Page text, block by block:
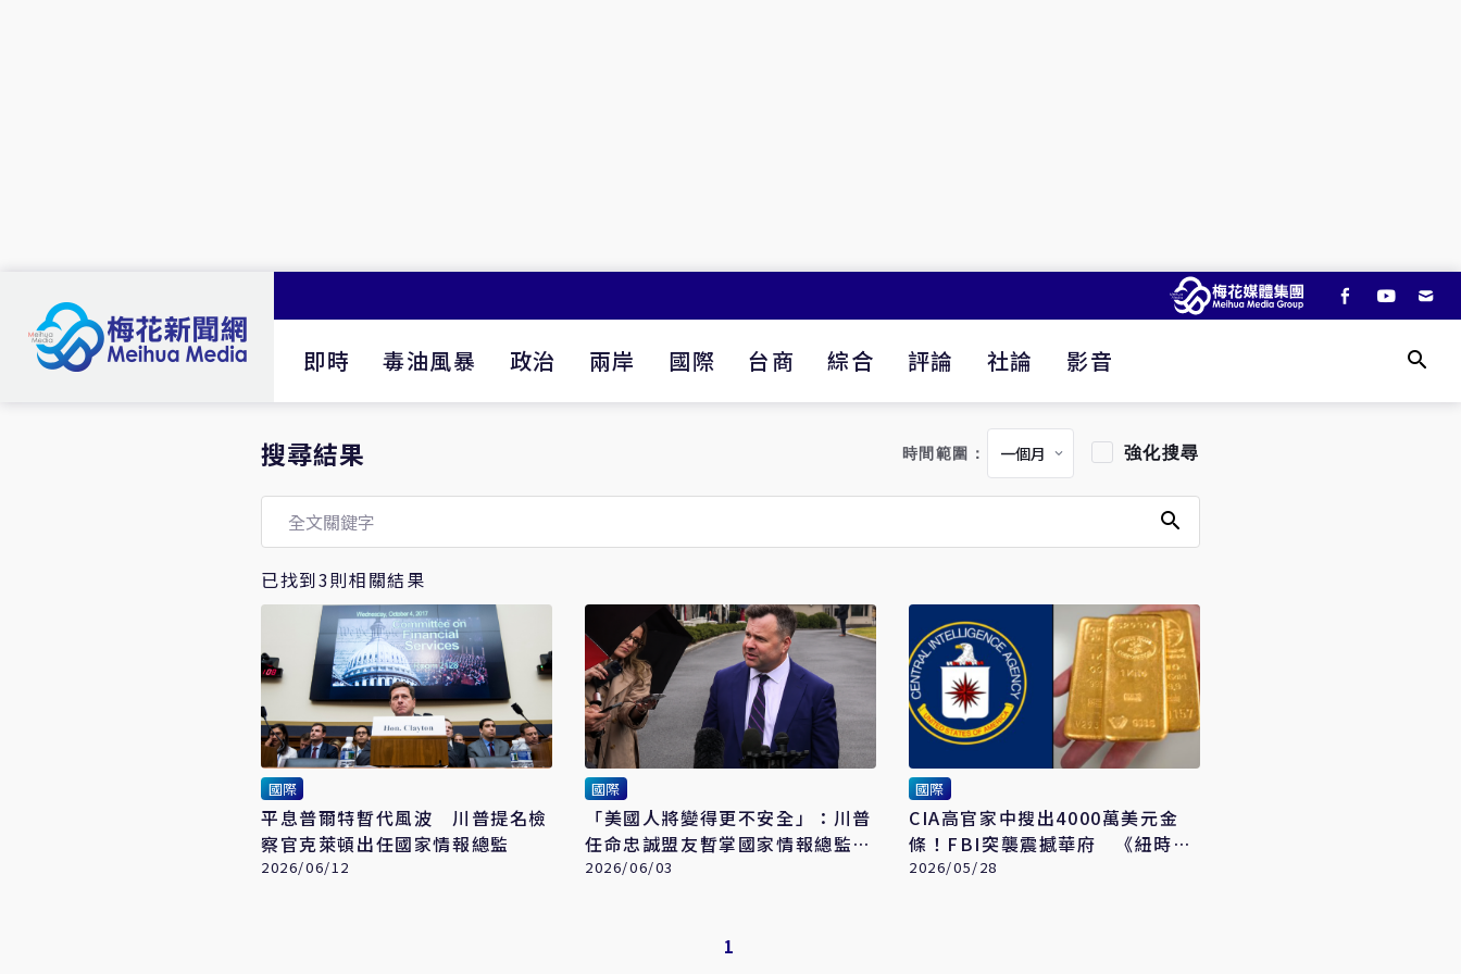
即時 毒油風暴 政治 兩岸 國際 台商 綜合 評論 社論 影音
搜尋結果 時間範圍： 強化搜尋
已找到3則相關結果
國際
平息普爾特暫代風波 川普提名檢
察官克萊頓出任國家情報總監
2026/06/12
國際
「美國人將變得更不安全」：川普
任命忠誠盟友暫掌國家情報總監惹
議
2026/06/03
國際
CIA高官家中搜出4000萬美元金
條！FBI突襲震撼華府 《紐時》
揭情報體系驚人黑洞
2026/05/28
1